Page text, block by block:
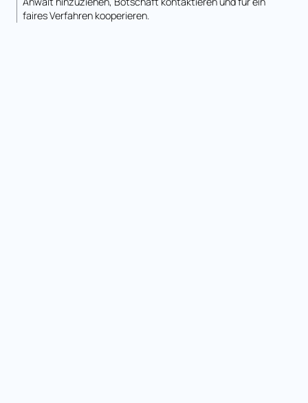
faires Verfahren kooperieren.